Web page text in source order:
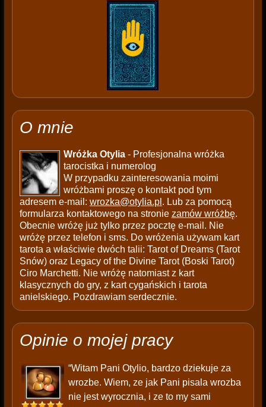
O mnie
Wróżka Otylia- Profesjonalna wróżka
tarocistka i numerolog
W przypadku zainteresowania moimi
wróżbami proszę o kontakt pod tym
adresem e-mail: wrozka@otylia.pl . Lub za pomocą
formularza kontaktowego na stronie zamów wróżbę.
Obecnie wróżę już tylko przez pocztę e-mail. Nie
wróżę przez telefon i sms. Do wróżenia używam kart
tarota a właściwie dwóch talii: Tarot of Dreams (Tarot
Snów) oraz Legacy of the Divine Tarot (Boski Tarot)
Ciro Marchetti. Nie wróżę natomiast z kart
klasycznych do gry, z kart cygańskich i tarota
anielskiego. Pozdrawiam serdecznie.
Opinie o mojej pracy
“Witam Pani Otylio, bardzo dziekuje za
wrozbe. Wiem, ze jak Pani pisala wrozba
nie jest wyrocznia, i ze to my sami